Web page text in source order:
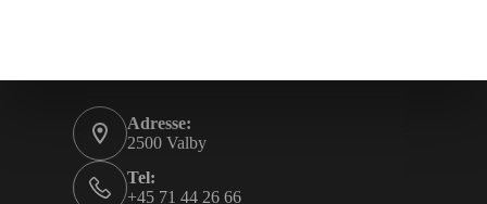
Adresse:
2500 Valby
Tel:
+45 71 44 26 66